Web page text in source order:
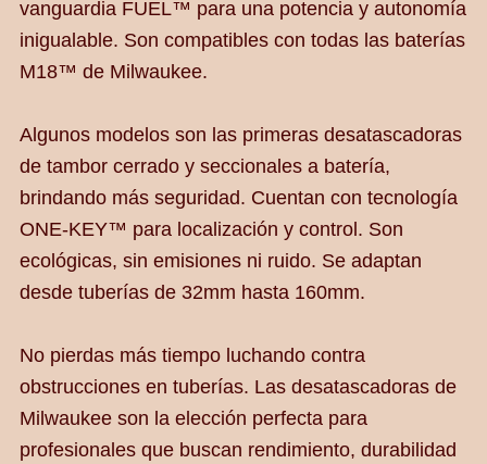
vanguardia FUEL™ para una potencia y autonomía
inigualable. Son compatibles con todas las baterías
M18™ de Milwaukee.
Algunos modelos son las primeras desatascadoras
de tambor cerrado y seccionales a batería,
brindando más seguridad. Cuentan con tecnología
ONE-KEY™ para localización y control. Son
ecológicas, sin emisiones ni ruido. Se adaptan
desde tuberías de 32mm hasta 160mm.
No pierdas más tiempo luchando contra
obstrucciones en tuberías. Las desatascadoras de
Milwaukee son la elección perfecta para
profesionales que buscan rendimiento, durabilidad